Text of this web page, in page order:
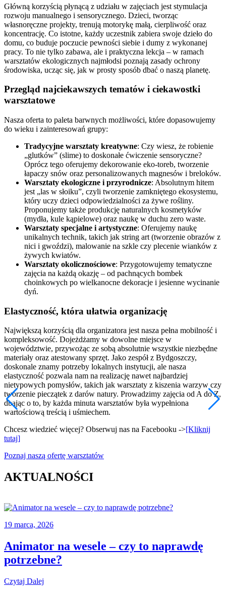
Główną korzyścią płynącą z udziału w zajęciach jest stymulacja
rozwoju manualnego i sensorycznego. Dzieci, tworząc
własnoręczne projekty, trenują motorykę małą, cierpliwość oraz
koncentrację. Co istotne, każdy uczestnik zabiera swoje dzieło do
domu, co buduje poczucie pewności siebie i dumy z wykonanej
pracy. To nie tylko zabawa, ale i praktyczna lekcja – w ramach
warsztatów ekologicznych najmłodsi poznają zasady ochrony
środowiska, ucząc się, jak w prosty sposób dbać o naszą planetę.
Przegląd najciekawszych tematów i ciekawostki
warsztatowe
Nasza oferta to paleta barwnych możliwości, które dopasowujemy
do wieku i zainteresowań grupy:
Tradycyjne warsztaty kreatywne: Czy wiesz, że robienie
„glutków” (slime) to doskonałe ćwiczenie sensoryczne?
Oprócz tego oferujemy dekorowanie eko-toreb, tworzenie
łapaczy snów oraz personalizowanych magnesów i breloków.
Warsztaty ekologiczne i przyrodnicze: Absolutnym hitem
jest „las w słoiku”, czyli tworzenie zamkniętego ekosystemu,
który uczy dzieci odpowiedzialności za żywe rośliny.
Proponujemy także produkcję naturalnych kosmetyków
(mydła, kule kąpielowe) oraz naukę w duchu zero waste.
Warsztaty specjalne i artystyczne: Oferujemy naukę
unikalnych technik, takich jak string art (tworzenie obrazów z
nici i gwoździ), malowanie na szkle czy plecenie wianków z
żywych kwiatów.
Warsztaty okolicznościowe: Przygotowujemy tematyczne
zajęcia na każdą okazję – od pachnących bombek
choinkowych po wielkanocne dekoracje i jesienne wycinanie
dyń.
Elastyczność, która ułatwia organizację
Największą korzyścią dla organizatora jest nasza pełna mobilność i
kompleksowość. Dojeżdżamy w dowolne miejsce w
województwie, przywożąc ze sobą absolutnie wszystkie niezbędne
materiały oraz atestowany sprzęt. Jako zespół z Bydgoszczy,
doskonale znamy potrzeby lokalnych instytucji, ale nasza
elastyczność pozwala nam na realizację nawet najbardziej
nietypowych pomysłów, takich jak warsztaty z kiszenia warzyw czy
tworzenie pieczątek z darów natury. Prowadzimy zajęcia od A do Z,
dbając o to, by każda minuta warsztatów była wypełniona
wartościową treścią i uśmiechem.
Chcesz wiedzieć więcej? Obserwuj nas na Facebooku ->[Kliknij
tutaj]
Poznaj naszą ofertę warsztatów
AKTUALNOŚCI
19 marca, 2026
Animator na wesele – czy to naprawdę
potrzebne?
Czytaj Dalej